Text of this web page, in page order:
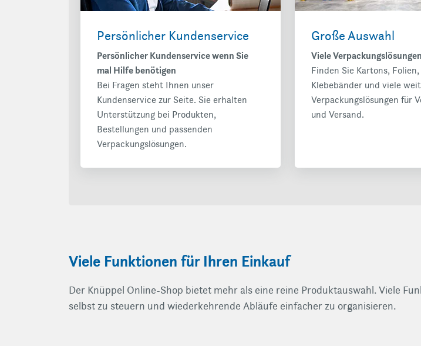
Persönlicher Kundenservice
Persönlicher Kundenservice wenn Sie
mal Hilfe benötigen
Bei Fragen steht Ihnen unser
Kundenservice zur Seite. Sie erhalten
Unterstützung bei Produkten,
Bestellungen und passenden
Verpackungslösungen.
Große Auswahl
Viele
Finden Sie Kartons,
Klebebänder und viele
Verpackungslösungen für
und Versand.
Viele Funktionen für Ihren Einkauf
Der Knüppel Online-Shop bietet mehr als eine reine Produktauswahl. Viele
selbst zu steuern und wiederkehrende Abläufe einfacher zu organisieren.